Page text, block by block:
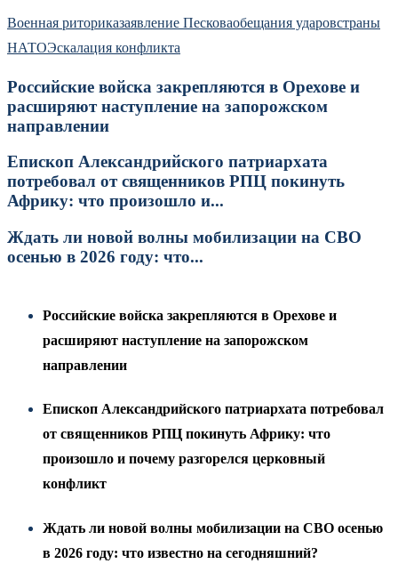
Военная риториказаявление Песковаобещания ударовстраны
НАТОЭскалация конфликта
Российские войска закрепляются в Орехове и
расширяют наступление на запорожском
направлении
Епископ Александрийского патриархата
потребовал от священников РПЦ покинуть
Африку: что произошло и...
Ждать ли новой волны мобилизации на СВО
осенью в 2026 году: что...
Российские войска закрепляются в Орехове и
расширяют наступление на запорожском
направлении
Епископ Александрийского патриархата потребовал
от священников РПЦ покинуть Африку: что
произошло и почему разгорелся церковный
конфликт
Ждать ли новой волны мобилизации на СВО осенью
в 2026 году: что известно на сегодняшний?